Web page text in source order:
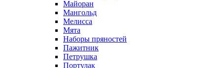
Майоран
Мангольд
Мелисса
Мята
Наборы пряностей
Пажитник
Петрушка
Портулак